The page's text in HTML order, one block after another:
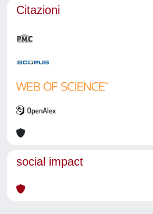
Citazioni
social impact